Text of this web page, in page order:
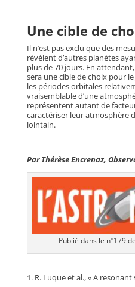
Une cible de
Il n’est pas exclu que des
révèlent d’autres planètes
plus de 70 jours. En
sera une cible de choix pour le
les périodes orbitales
vraisemblable d’une
représentent autant de
caractériser leur atmosphère
lointain.
Par Thérèse Encrenaz,
Publié dans le n°179
R. Luque et al., « A